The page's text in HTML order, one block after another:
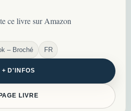
durable…
ce livre sur Amazon
– Broché FR
+ D'INFOS
PAGE LIVRE